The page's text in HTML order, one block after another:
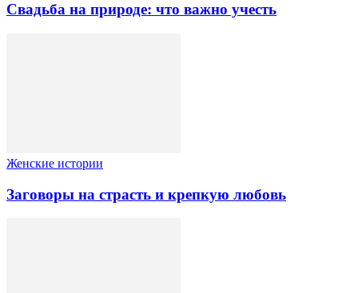
Свадьба на природе: что важно учесть
Женские истории
Заговоры на страсть и крепкую любовь